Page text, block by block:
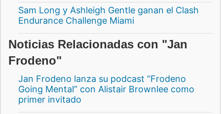
Sam Long y Ashleigh Gentle ganan el Clash
Endurance Challenge Miami
Noticias Relacionadas con "Jan
Frodeno"
Jan Frodeno lanza su podcast “Frodeno
Going Mental” con Alistair Brownlee como
primer invitado